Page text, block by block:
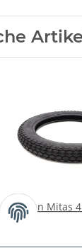
Reifen Mitas
ural, Dnepr,